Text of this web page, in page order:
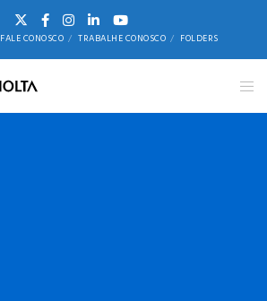
FALE CONOSCO TRABALHE CONOSCO FOLDERS